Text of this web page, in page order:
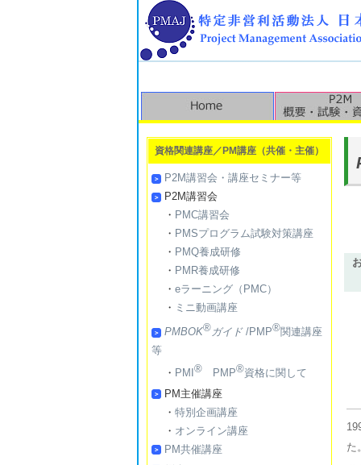
資格関連講座／PM講座（共催・主催）
P2M講習会・講座セミナー等
P2M講習会
・ PMC講習会
・ PMSプログラム試験対策講座
・ PMQ養成研修
・ PMR養成研修
・ eラーニング（PMC）
・ ミニ動画講座
PMBOK®ガイド/PMP®関連講座
等
・ PMI ® PMP®資格に関して
PM主催講座
・ 特別企画講座
・ オンライン講座
PM共催講座
た